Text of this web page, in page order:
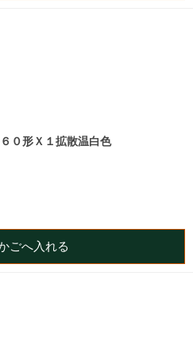
０形Ｘ１拡散温白色
ごへ入れる